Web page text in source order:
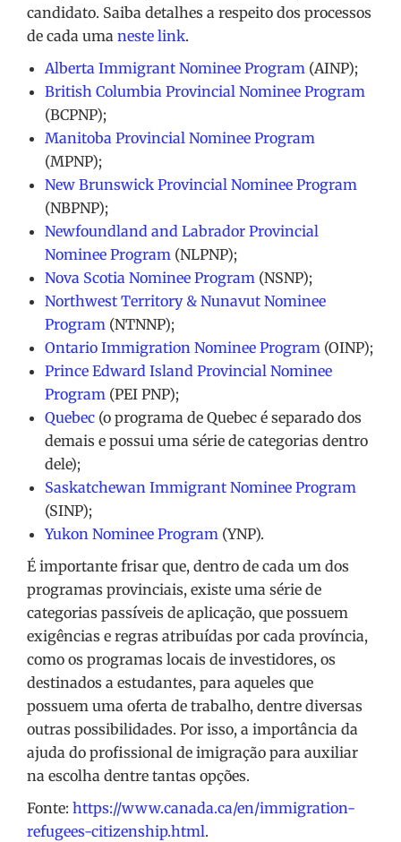
candidato. Saiba detalhes a respeito dos processos
de cada uma neste link.
Alberta Immigrant Nominee Program (AINP);
British Columbia Provincial Nominee Program
(BCPNP);
Manitoba Provincial Nominee Program
(MPNP);
New Brunswick Provincial Nominee Program
(NBPNP);
Newfoundland and Labrador Provincial
Nominee Program (NLPNP);
Nova Scotia Nominee Program (NSNP);
Northwest Territory & Nunavut Nominee
Program (NTNNP);
Ontario Immigration Nominee Program (OINP);
Prince Edward Island Provincial Nominee
Program (PEI PNP);
Quebec (o programa de Quebec é separado dos
demais e possui uma série de categorias dentro
dele);
Saskatchewan Immigrant Nominee Program
(SINP);
Yukon Nominee Program (YNP).
É importante frisar que, dentro de cada um dos
programas provinciais, existe uma série de
categorias passíveis de aplicação, que possuem
exigências e regras atribuídas por cada província,
como os programas locais de investidores, os
destinados a estudantes, para aqueles que
possuem uma oferta de trabalho, dentre diversas
outras possibilidades. Por isso, a importância da
ajuda do profissional de imigração para auxiliar
na escolha dentre tantas opções.
Fonte: https://www.canada.ca/en/immigration-
refugees-citizenship.html.